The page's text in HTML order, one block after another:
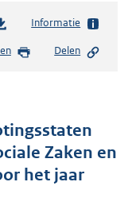
Informatie
Delen
Zaken en
het jaar